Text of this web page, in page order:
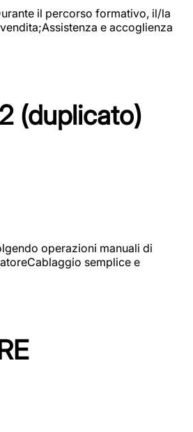
il percorso formativo, il/la
e accoglienza
(duplicato)
operazioni manuali di
semplice e